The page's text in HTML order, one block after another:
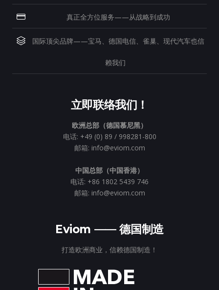
真正全方位服务——从战略到成功
国际顶尖品牌——宝马、德国电信、雀巢、现代汽车也信
赖我们
立即联络我们！
欧洲总部（德国慕尼黑）
电话: +49 (0) 89 / 998281-800
邮箱: info@eviom.com
中国总部（中国香港）
电话: +86 1802 5439 746
邮箱: info@eviom.com
Eviom —— 德国制造
打造欧洲商业，信赖德国制造！